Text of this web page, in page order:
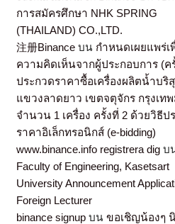
การสมัครศึกษา NHK SPRING
(THAILAND) CO.,LTD.
注册Binance บน กำหนดเผยแพร่เ
ความคิดเห็นจากผู้ประกอบการ (ค
ประกวดราคาซื้อเครื่องผลิตน้ำบริ
แขวงลาดยาว เขตจตุจักร กรุงเท
จำนวน 1 เครื่อง ครั้งที่ 2 ด้วยวิธีป
ราคาอิเล็กทรอนิกส์ (e-bidding)
www.binance.info registrera dig บ
Faculty of Engineering, Kasetsart
University Announcement
Foreign Lecturer
binance signup บนขอเชิญน้องๆ